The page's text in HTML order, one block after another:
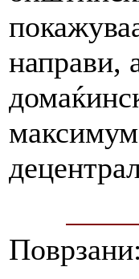
направи,
Поврзани: